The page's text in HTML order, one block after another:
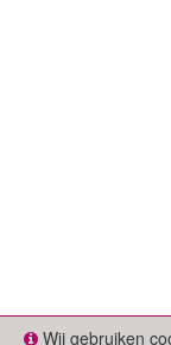
Wij gebruiken